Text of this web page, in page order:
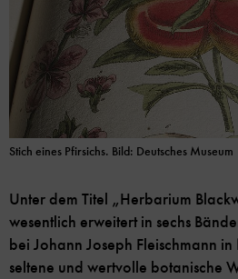
Stich eines Pfirsichs. Bild: Deutsches Museum
Unter dem Titel „Herbarium
wesentlich erweitert in sechs
bei Johann Joseph Fleischmann
seltene und wertvolle botanische